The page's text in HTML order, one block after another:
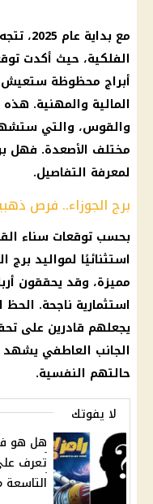
مع
أبراج محظوظة ستعيش
المالية والمهنية. هذه
والقوس، والتي
مختلف الأصعدة. فهل
لمعرفة التفاصيل.
برج الجوزاء.. فرص
استثنائيًا لمواليد
مميزة، وقد يحققون
استثمارية ناجحة.
يجعلهم قادرين على
الجانب العاطفي يشهد
حالتهم النفسية.
لا يفوتك
هل هو
تعرف
التاسعة